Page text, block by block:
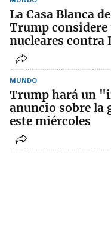
La Casa Blanca
Trump considere
nucleares contra
MUNDO
Trump hará un
anuncio sobre la
este miércoles